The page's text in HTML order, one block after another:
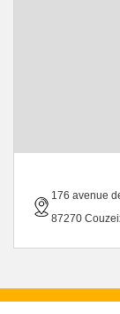
176 avenue
87270